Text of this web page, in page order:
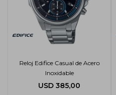
Reloj Edifice Casual de Acero
Inoxidable
USD 385,00